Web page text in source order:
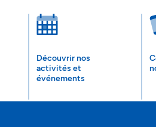
Découvrir nos
activités et
événements